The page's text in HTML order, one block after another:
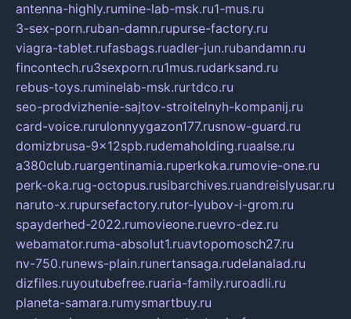
antenna-highly.rumine-lab-msk.ru1-mus.ru
3-sex-porn.ruban-damn.rupurse-factory.ru
viagra-tablet.rufasbags.ruadler-jun.rubandamn.ru
fincontech.ru3sexporn.ru1mus.rudarksand.ru
rebus-toys.ruminelab-msk.rurtdco.ru
seo-prodvizhenie-sajtov-stroitelnyh-kompanij.ru
card-voice.rurulonnyygazon177.rusnow-guard.ru
domizbrusa-9x12spb.rudemaholding.ruaalse.ru
a380club.ruargentinamia.ruperkoka.rumovie-one.ru
perk-oka.rug-octopus.rusibarchives.ruandreislyusar.ru
naruto-x.rupursefactory.rutor-lyubov-i-grom.ru
spayderhed-2022.rumovieone.ruevro-dez.ru
webamator.ruma-absolut1.ruavtopomosch27.ru
nv-750.runews-plain.runertansaga.rudelanalad.ru
dizfiles.ruyoutubefree.ruaria-family.ruroadli.ru
planeta-samara.rumysmartbuy.ru